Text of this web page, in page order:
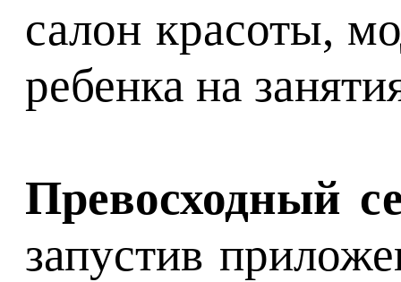
салон красоты,
ребенка на
Превосходный
запустив